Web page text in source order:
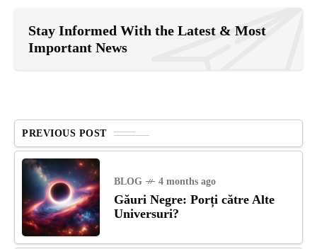
Stay Informed With the Latest & Most
Important News
PREVIOUS POST
BLOG 4 months ago
Găuri Negre: Porți către Alte
Universuri?